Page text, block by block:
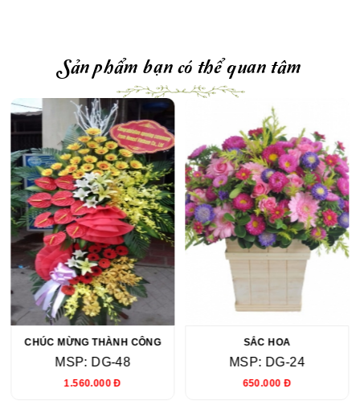
Sản phẩm bạn có thể quan tâm
CHÚC MỪNG THÀNH CÔNG
MSP: DG-48
1.560.000 Đ
SẮC HOA
MSP: DG-24
650.000 Đ